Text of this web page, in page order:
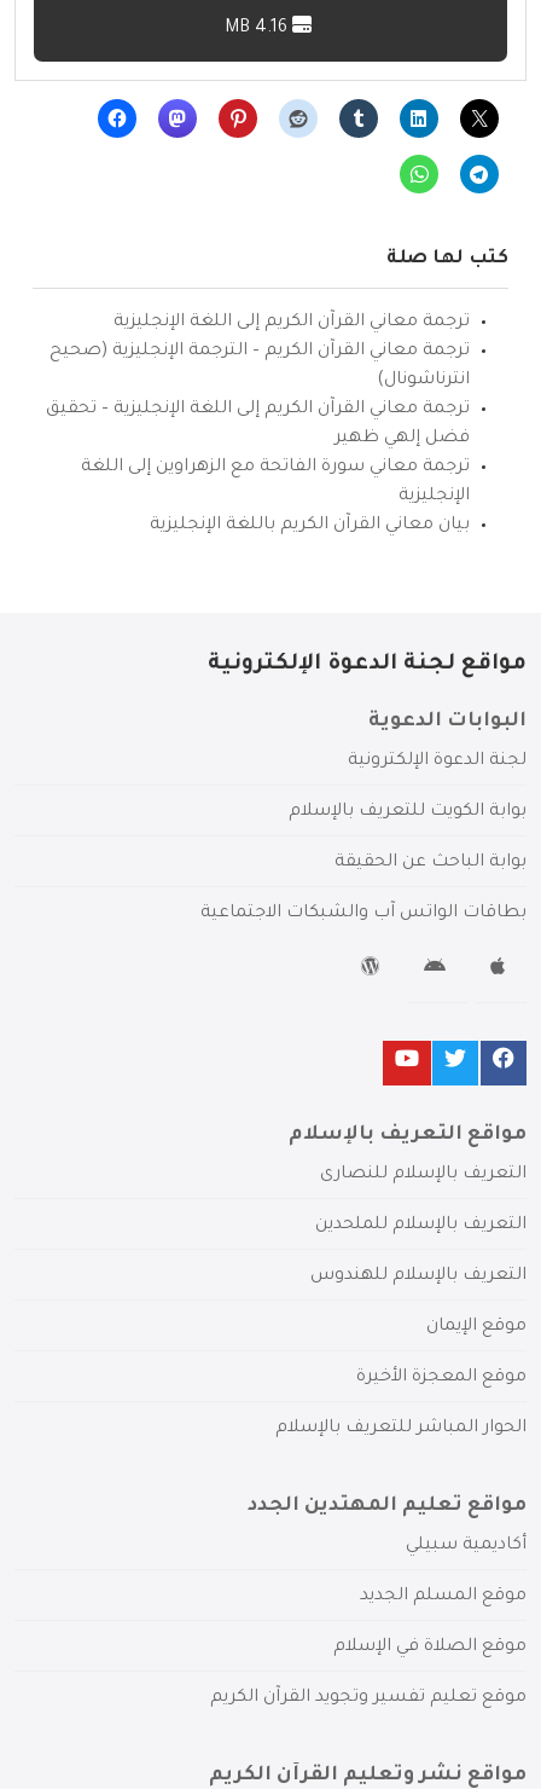
كتب لها صلة
ترجمة معاني القرآن الكريم إلى اللغة الإنجليزية
ترجمة معاني القرآن الكريم – الترجمة الإنجليزية (صحيح
انترناشونال)
ترجمة معاني القرآن الكريم إلى اللغة الإنجليزية – تحقيق
فضل إلهي ظهير
ترجمة معاني سورة الفاتحة مع الزهراوين إلى اللغة
الإنجليزية
بيان معاني القرآن الكريم باللغة الإنجليزية
مواقع لجنة الدعوة الإلكترونية
البوابات الدعوية
لجنة الدعوة الإلكترونية
بوابة الكويت للتعريف بالإسلام
بوابة الباحث عن الحقيقة
بطاقات الواتس آب والشبكات الاجتماعية
مواقع التعريف بالإسلام
التعريف بالإسلام للنصارى
التعريف بالإسلام للملحدين
التعريف بالإسلام للهندوس
موقع الإيمان
موقع المعجزة الأخيرة
الحوار المباشر للتعريف بالإسلام
مواقع تعليم المهتدين الجدد
أكاديمية سبيلي
موقع المسلم الجديد
موقع الصلاة في الإسلام
موقع تعليم تفسير وتجويد القرآن الكريم
مواقع نشر وتعليم القرآن الكريم